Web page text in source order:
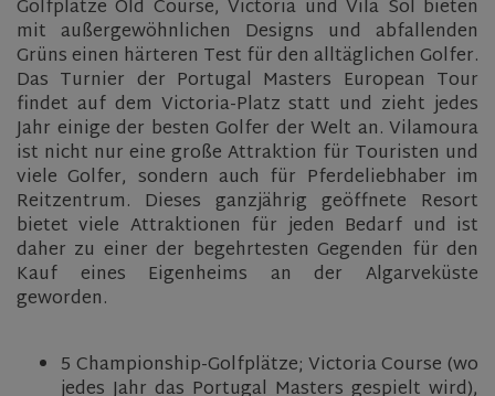
Golfplätze Old Course, Victoria und Vila Sol bieten
mit außergewöhnlichen Designs und abfallenden
Grüns einen härteren Test für den alltäglichen Golfer.
Das Turnier der Portugal Masters European Tour
findet auf dem Victoria-Platz statt und zieht jedes
Jahr einige der besten Golfer der Welt an. Vilamoura
ist nicht nur eine große Attraktion für Touristen und
viele Golfer, sondern auch für Pferdeliebhaber im
Reitzentrum. Dieses ganzjährig geöffnete Resort
bietet viele Attraktionen für jeden Bedarf und ist
daher zu einer der begehrtesten Gegenden für den
Kauf eines Eigenheims an der Algarveküste
geworden.
5 Championship-Golfplätze; Victoria Course (wo